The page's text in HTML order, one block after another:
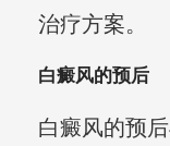
治疗方案。
白癜风的预后
白癜风的预